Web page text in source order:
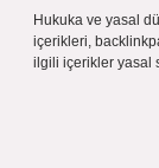
Hukuka ve yasal
içerikleri,
ilgili içerikler yasal